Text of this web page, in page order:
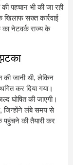
पहचान भी की जा रही
खिलाफ सख्त कार्रवाई
का नेटवर्क राज्य के
की जानी थी, लेकिन
कर दिया गया।
घोषित की जाएगी।
जिन्होंने लंबे समय से
पहुंचने की तैयारी कर